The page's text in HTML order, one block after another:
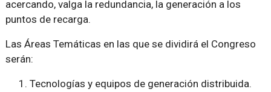
acercando, valga la redundancia, la generación a los
puntos de recarga.
Las Áreas Temáticas en las que se dividirá el Congreso
serán:
Tecnologías y equipos de generación distribuida.